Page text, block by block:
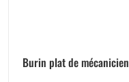
Burin plat de mécanicien